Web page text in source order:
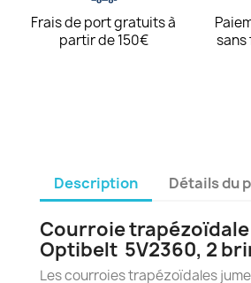
Frais de port gratuits à
partir de 150€
sans
Description Détails du
Courroie
Optibelt 5V2360, 2
Les courroies trapézoïdales